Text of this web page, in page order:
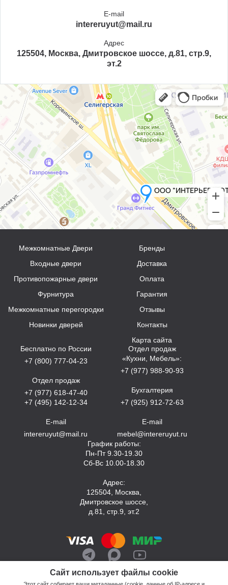
E-mail
intereruyut@mail.ru
Адрес
125504, Москва, Дмитровское шоссе, д.81, стр.9,
эт.2
Сайт использует файлы cookie
Межкомнатные Двери
Входные двери
Противопожарные двери
Фурнитура
Межкомнатные перегородки
Новинки дверей
Бренды
Доставка
Оплата
Гарантия
Отзывы
Контакты
Карта сайта
Бесплатно по России
+7 (800) 777-04-23
Отдел продаж
+7 (977) 618-47-40
+7 (495) 142-12-34
E-mail
intereruyut@mail.ru
Отдел продаж
«Кухни, Мебель»:
+7 (977) 988-90-93
Бухгалтерия
+7 (925) 912-72-63
E-mail
mebel@intereruyut.ru
График работы:
Пн-Пт 9.30-19.30
Сб-Вс 10.00-18.30
Адрес:
125504, Москва,
Дмитровское шоссе,
д.81, стр.9, эт.2